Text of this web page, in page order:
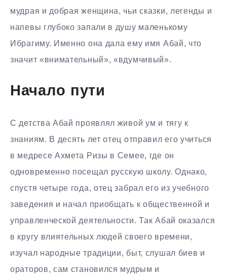
мудрая и добрая женщина, чьи сказки, легенды и
напевы глубоко запали в душу маленькому
Ибрагиму. Именно она дала ему имя Абай, что
значит «внимательный», «вдумчивый».
Начало пути
С детства Абай проявлял живой ум и тягу к
знаниям. В десять лет отец отправил его учиться
в медресе Ахмета Ризы в Семее, где он
одновременно посещал русскую школу. Однако,
спустя четыре года, отец забрал его из учебного
заведения и начал приобщать к общественной и
управленческой деятельности. Так Абай оказался
в кругу влиятельных людей своего времени,
изучал народные традиции, быт, слушал биев и
ораторов, сам становился мудрым и